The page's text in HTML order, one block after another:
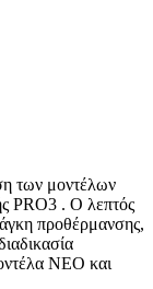
των μοντέλων
PRO3 . Ο λεπτός
προθέρμανσης,
NEO και